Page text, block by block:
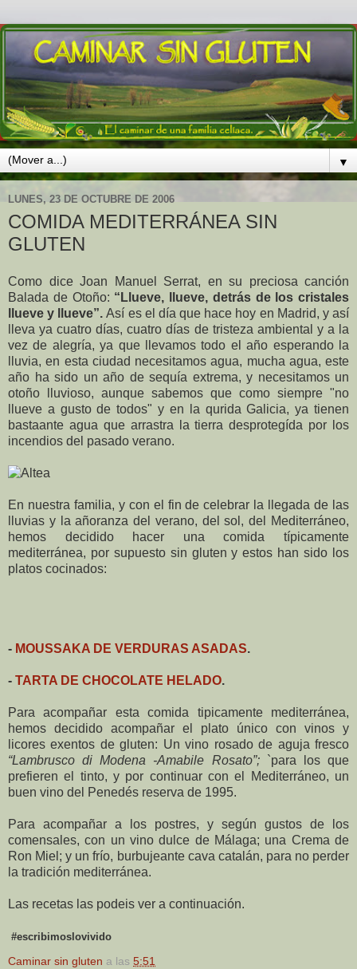
▼
LUNES, 23 DE OCTUBRE DE 2006
COMIDA MEDITERRÁNEA SIN
GLUTEN
Como dice Joan Manuel Serrat, en su preciosa canción
Balada de Otoño: “Llueve, llueve, detrás de los cristales
llueve y llueve”.Así es el día que hace hoy en Madrid, y así
lleva ya cuatro días, cuatro días de tristeza ambiental y a la
vez de alegría, ya que llevamos todo el año esperando la
lluvia, en esta ciudad necesitamos agua, mucha agua, este
año ha sido un año de sequía extrema, y necesitamos un
otoño lluvioso, aunque sabemos que como siempre "no
llueve a gusto de todos" y en la qurida Galicia, ya tienen
bastaante agua que arrastra la tierra desprotegída por los
incendios del pasado verano.
En nuestra familia, y con el fin de celebrar la llegada de las
lluvias y la añoranza del verano, del sol, del Mediterráneo,
hemos decidido hacer una comida típicamente
mediterránea, por supuesto sin gluten y estos han sido los
platos cocinados:
- MOUSSAKA DE VERDURAS ASADAS.
- TARTA DE CHOCOLATE HELADO.
Para acompañar esta comida tipicamente mediterránea,
hemos decidido acompañar el plato único con vinos y
licores exentos de gluten: Un vino rosado de aguja fresco
“Lambrusco di Modena -Amabile Rosato”;
`para los que
prefieren el tinto, y por continuar con el Mediterráneo, un
buen vino del Penedés reserva de 1995.
Para acompañar a los postres, y según gustos de los
comensales, con un vino dulce de Málaga; una Crema de
Ron Miel; y un frío, burbujeante cava catalán, para no perder
la tradición mediterránea.
Las recetas las podeis ver a continuación.
#escribimoslovivido
Caminar sin gluten a las 5:51